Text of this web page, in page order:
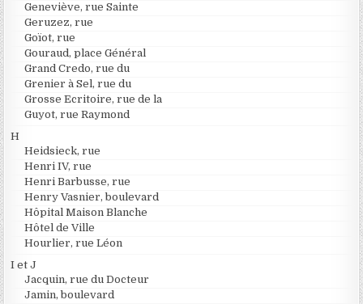
Geneviève, rue Sainte
Geruzez, rue
Goïot, rue
Gouraud, place Général
Grand Credo, rue du
Grenier à Sel, rue du
Grosse Ecritoire, rue de la
Guyot, rue Raymond
H
Heidsieck, rue
Henri IV, rue
Henri Barbusse, rue
Henry Vasnier, boulevard
Hôpital Maison Blanche
Hôtel de Ville
Hourlier, rue Léon
I et J
Jacquin, rue du Docteur
Jamin, boulevard